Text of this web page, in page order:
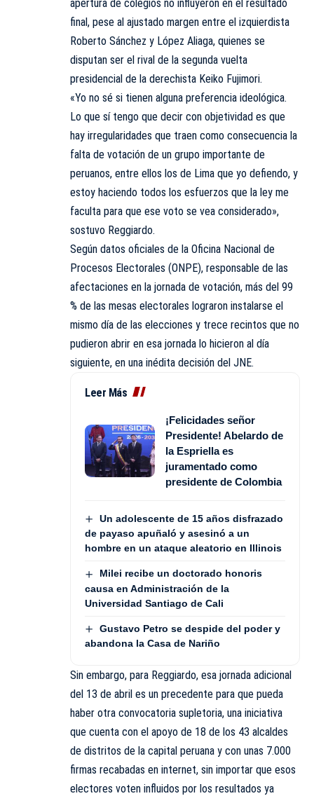
apertura de colegios no influyeron en el resultado
final, pese al ajustado margen entre el izquierdista
Roberto Sánchez y López Aliaga, quienes se
disputan ser el rival de la segunda vuelta
presidencial de la derechista Keiko Fujimori.
«Yo no sé si tienen alguna preferencia ideológica.
Lo que sí tengo que decir con objetividad es que
hay irregularidades que traen como consecuencia la
falta de votación de un grupo importante de
peruanos, entre ellos los de Lima que yo defiendo, y
estoy haciendo todos los esfuerzos que la ley me
faculta para que ese voto se vea considerado»,
sostuvo Reggiardo.
Según datos oficiales de la Oficina Nacional de
Procesos Electorales (ONPE), responsable de las
afectaciones en la jornada de votación, más del 99
% de las mesas electorales lograron instalarse el
mismo día de las elecciones y trece recintos que no
pudieron abrir en esa jornada lo hicieron al día
siguiente, en una inédita decisión del JNE.
Leer Más
¡Felicidades señor
Presidente! Abelardo de
la Espriella es
juramentado como
presidente de Colombia
Un adolescente de 15 años disfrazado
de payaso apuñaló y asesinó a un
hombre en un ataque aleatorio en Illinois
Milei recibe un doctorado honoris
causa en Administración de la
Universidad Santiago de Cali
Gustavo Petro se despide del poder y
abandona la Casa de Nariño
Sin embargo, para Reggiardo, esa jornada adicional
del 13 de abril es un precedente para que pueda
haber otra convocatoria supletoria, una iniciativa
que cuenta con el apoyo de 18 de los 43 alcaldes
de distritos de la capital peruana y con unas 7.000
firmas recabadas en internet, sin importar que esos
electores voten influidos por los resultados ya